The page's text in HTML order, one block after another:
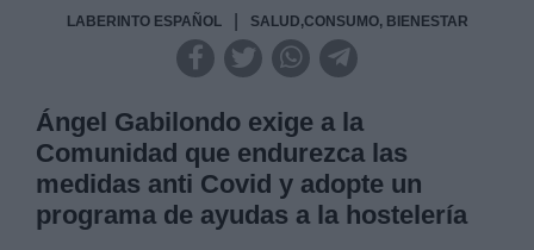
LABERINTO ESPAÑOL SALUD,CONSUMO, BIENESTAR
Ángel Gabilondo exige a la
Comunidad que endurezca las
medidas anti Covid y adopte un
programa de ayudas a la hostelería